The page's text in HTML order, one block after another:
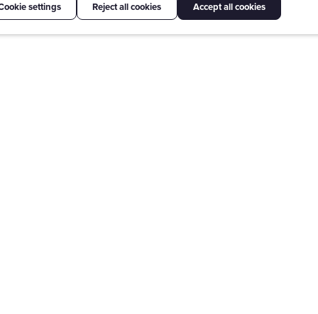
settings Reject all cookies Accept all cookies